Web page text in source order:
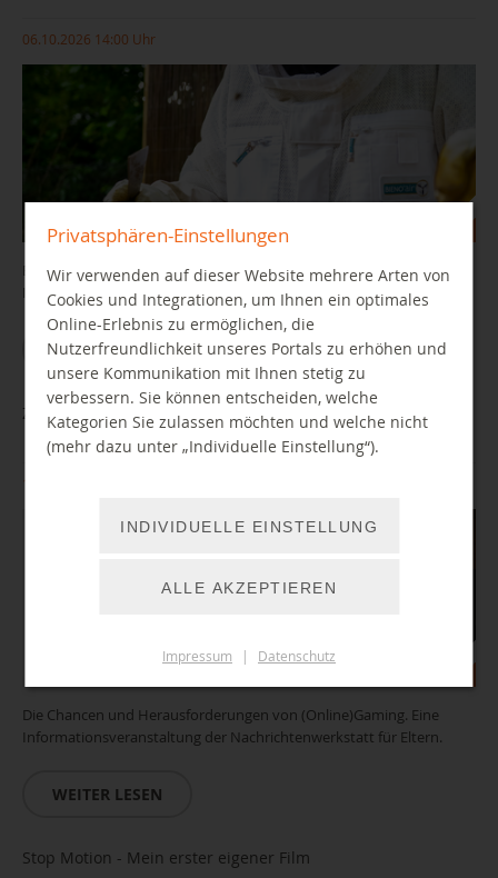
06.10.2026 14:00 Uhr
Ein praxisnaher Vortrag mit viel Anschauungsmaterial und dem
Imker Marcus Frenzel.
WEITER LESEN
Zocken aus Leidenschaft
Die Chancen und Herausforderungen von (Online)Gaming. Eine
Informationsveranstaltung der Nachrichtenwerkstatt für Eltern.
WEITER LESEN
Stop Motion - Mein erster eigener Film
Privatsphären-Einstellungen
Wir verwenden auf dieser Website mehrere Arten von
Cookies und Integrationen, um Ihnen ein optimales
Online-Erlebnis zu ermöglichen, die
Nutzerfreundlichkeit unseres Portals zu erhöhen und
unsere Kommunikation mit Ihnen stetig zu
verbessern. Sie können entscheiden, welche
Kategorien Sie zulassen möchten und welche nicht
(mehr dazu unter „Individuelle Einstellung“).
INDIVIDUELLE EINSTELLUNG
ALLE AKZEPTIEREN
Impressum | Datenschutz